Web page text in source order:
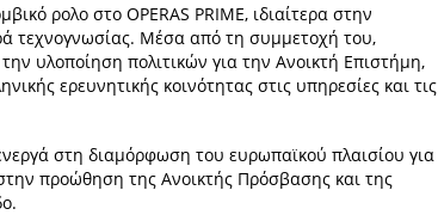
ρολο στο OPERAS PRIME, ιδιαίτερα στην
τεχνογνωσίας. Μέσα από τη συμμετοχή του,
υλοποίηση πολιτικών για την Ανοικτή Επιστήμη,
ερευνητικής κοινότητας στις υπηρεσίες και τις
στη διαμόρφωση του ευρωπαϊκού πλαισίου για
προώθηση της Ανοικτής Πρόσβασης και της